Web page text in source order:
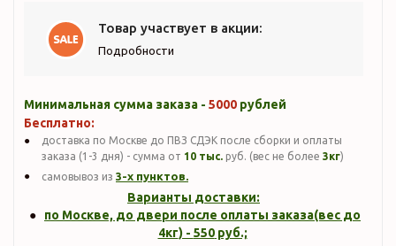
Товар участвует в акции:
Подробности
Минимальная сумма заказа - 5000 рублей
Бесплатно:
доставка по Москве до ПВЗ СДЭК после сборки и оплаты
заказа (1-3 дня) - сумма от 10 тыс. руб. (вес не более 3кг)
самовывоз из 3-х пунктов.
Варианты доставки:
по Москве, до двери после оплаты заказа(вес до
4кг) - 550руб.;